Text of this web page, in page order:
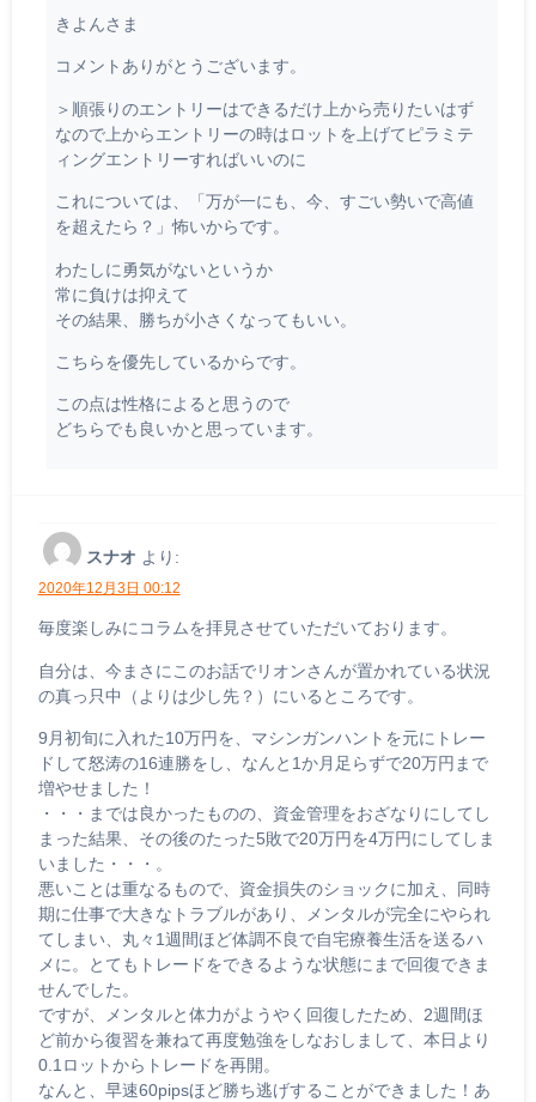
きよんさま
コメントありがとうございます。
＞順張りのエントリーはできるだけ上から売りたいはず
なので上からエントリーの時はロットを上げてピラミテ
ィングエントリーすればいいのに
これについては、「万が一にも、今、すごい勢いで高値
を超えたら？」怖いからです。
わたしに勇気がないというか
常に負けは抑えて
その結果、勝ちが小さくなってもいい。
こちらを優先しているからです。
この点は性格によると思うので
どちらでも良いかと思っています。
スナオ より:
2020年12月3日 00:12
毎度楽しみにコラムを拝見させていただいております。
自分は、今まさにこのお話でリオンさんが置かれている状況
の真っ只中（よりは少し先？）にいるところです。
9月初旬に入れた10万円を、マシンガンハントを元にトレー
ドして怒涛の16連勝をし、なんと1か月足らずで20万円まで
増やせました！
・・・までは良かったものの、資金管理をおざなりにしてし
まった結果、その後のたった5敗で20万円を4万円にしてしま
いました・・・。
悪いことは重なるもので、資金損失のショックに加え、同時
期に仕事で大きなトラブルがあり、メンタルが完全にやられ
てしまい、丸々1週間ほど体調不良で自宅療養生活を送るハ
メに。とてもトレードをできるような状態にまで回復できま
せんでした。
ですが、メンタルと体力がようやく回復したため、2週間ほ
ど前から復習を兼ねて再度勉強をしなおしまして、本日より
0.1ロットからトレードを再開。
なんと、早速60pipsほど勝ち逃げすることができました！あ